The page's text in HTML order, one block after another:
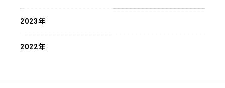
2023年
2022年